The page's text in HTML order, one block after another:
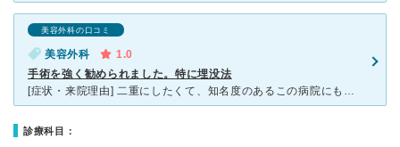
美容外科の口コミ
美容外科
1.0
手術を強く勧められました。特に埋没法
[症状・来院理由] 二重にしたくて、知名度のあるこの病院にも話だけは伺おうと行ってみました。 ご相談はお気軽にとあったのに、手術の予約金を支払わないと、相談もできないという ことだったので、仕方
診療科目：